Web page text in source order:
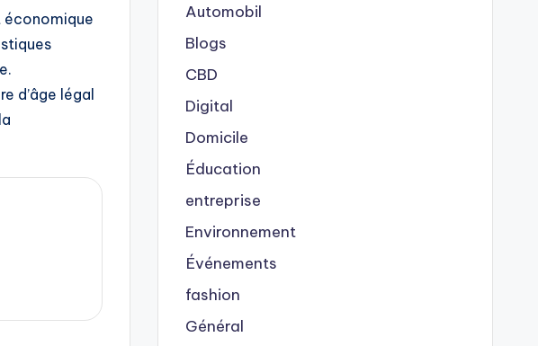
d’âge légal
Automobil
Blogs
CBD
Digital
Domicile
Éducation
entreprise
Environnement
Événements
fashion
Général